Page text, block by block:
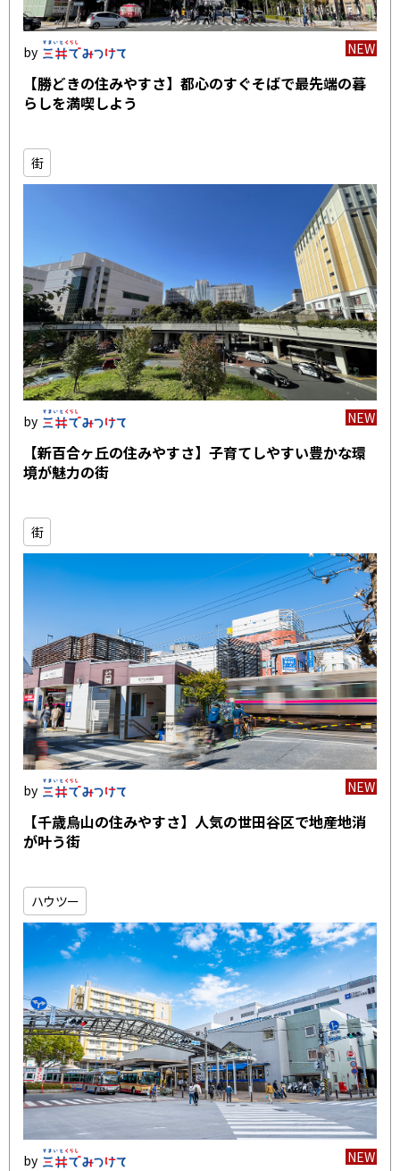
NEW
【勝どきの住みやすさ】都心のすぐそばで最先端の暮
らしを満喫しよう
街
NEW
【新百合ヶ丘の住みやすさ】子育てしやすい豊かな環
境が魅力の街
街
NEW
【千歳烏山の住みやすさ】人気の世田谷区で地産地消
が叶う街
ハウツー
NEW